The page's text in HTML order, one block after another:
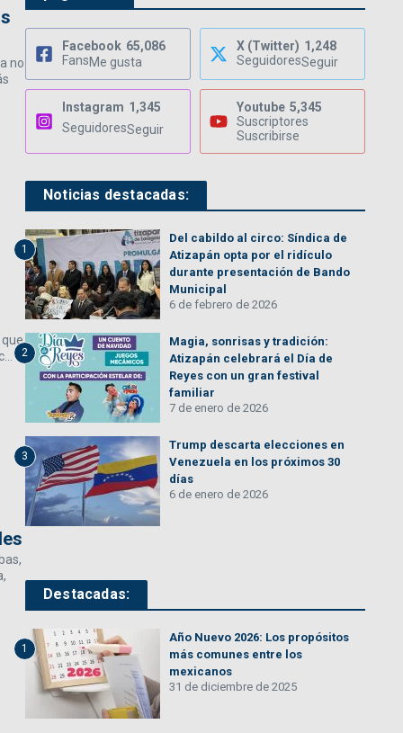
no
Facebook 65,086
FansMe gusta
X (Twitter) 1,248
SeguidoresSeguir
Instagram 1,345
SeguidoresSeguir
Youtube 5,345
Suscriptores
Suscribirse
Noticias destacadas:
1
Del cabildo al circo: Síndica de
Atizapán opta por el ridículo
durante presentación de Bando
Municipal
6 de febrero de 2026
2
Magia, sonrisas y tradición:
Atizapán celebrará el Día de
Reyes con un gran festival
familiar
7 de enero de 2026
3
Trump descarta elecciones en
Venezuela en los próximos 30
días
6 de enero de 2026
Destacadas:
1
Año Nuevo 2026: Los propósitos
más comunes entre los
mexicanos
31 de diciembre de 2025